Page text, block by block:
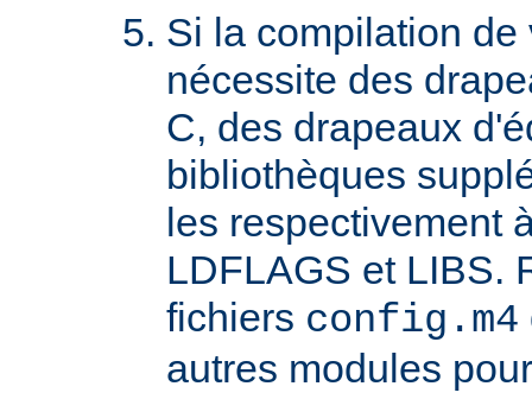
Si la compilation de
nécessite des
C, des drapeaux
bibliothèques
les respectivement
LDFLAGS et LIBS.
fichiers config.m4
autres modules